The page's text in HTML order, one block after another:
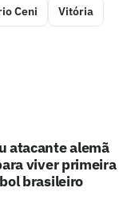
Ceni Vitória
atacante alemã
viver primeira
brasileiro